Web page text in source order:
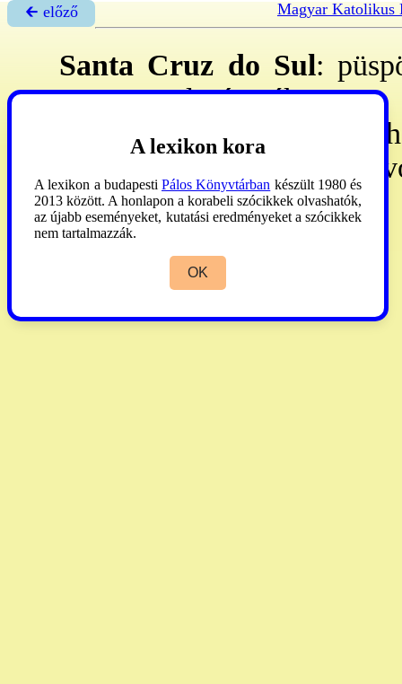
🡰 előző Magyar Katolikus
Santa Cruz do Sul:
VI. 20: alapították. Porto
: 537.002 l, 447.502
sz, 324 szn, 24 ni, 14 ki-e
AP2005:655.
A lexikon kora
A lexikon a budapesti Pálos Könyvtárban készült 1980 és
2013 között. A honlapon a korabeli szócikkek olvashatók,
az újabb eseményeket, kutatási eredményeket a szócikkek
nem tartalmazzák.
OK